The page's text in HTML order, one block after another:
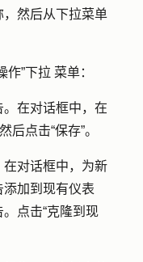
，然后从下拉菜单
作”下拉 菜单：
在对话框中，在
后点击“保存”。
对话框中，为新
添加到现有仪表
。点击“克隆到现